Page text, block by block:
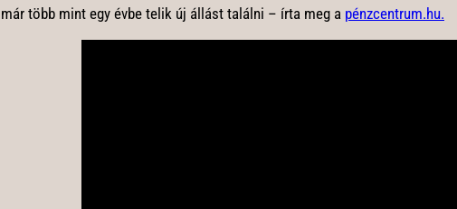
már több mint egy évbe telik új állást találni – írta meg a pénzcentrum.hu.